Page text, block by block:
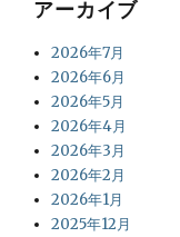
アーカイブ
2026年7月
2026年6月
2026年5月
2026年4月
2026年3月
2026年2月
2026年1月
2025年12月